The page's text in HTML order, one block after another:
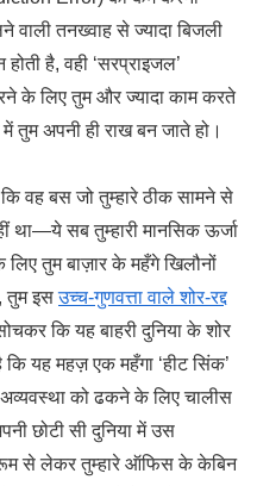
वाली तनख्वाह से ज्यादा बिजली
है, वही ‘सरप्राइजल’
के लिए तुम और ज्यादा काम करते
तुम अपनी ही राख बन जाते हो।
कि वह बस जो तुम्हारे ठीक सामने से
था—ये सब तुम्हारी मानसिक ऊर्जा
तुम बाज़ार के महँगे खिलौनों
तुम इसउच्च-गुणवत्ता वाले शोर-रद्द
कि यह बाहरी दुनिया के शोर
यह महज़ एक महँगा ‘हीट सिंक’
को ढकने के लिए चालीस
छोटी सी दुनिया में उस
से लेकर तुम्हारे ऑफिस के केबिन